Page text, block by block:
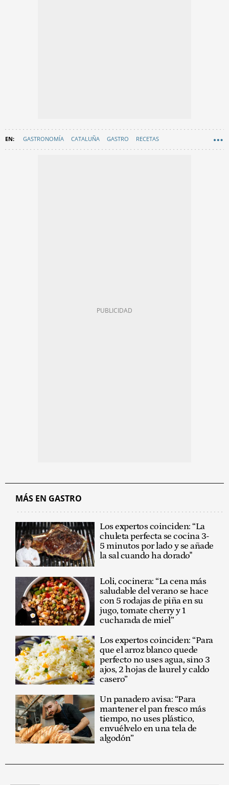
GASTRONOMÍA CATALUÑA GASTRO RECETAS
MÁS EN GASTRO
Los expertos coinciden: “La
chuleta perfecta se cocina 3-
5 minutos por lado y se añade
la sal cuando ha dorado"
Loli, cocinera: “La cena más
saludable del verano se hace
con 5 rodajas de piña en su
jugo, tomate cherry y 1
cucharada de miel”
Los expertos coinciden: “Para
que el arroz blanco quede
perfecto no uses agua, sino 3
ajos, 2 hojas de laurel y caldo
casero”
Un panadero avisa: “Para
mantener el pan fresco más
tiempo, no uses plástico,
envuélvelo en una tela de
algodón”